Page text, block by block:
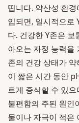
띱니다. 약산성 환
입되면, 일시적으로
다. 건강한 Y존은
아오는 자정 능력을
존의 건강 상태가
이 짧은 시간 동안
르게 증식할 수 있
불편함의 주된 원인
물이나 자극이 적은